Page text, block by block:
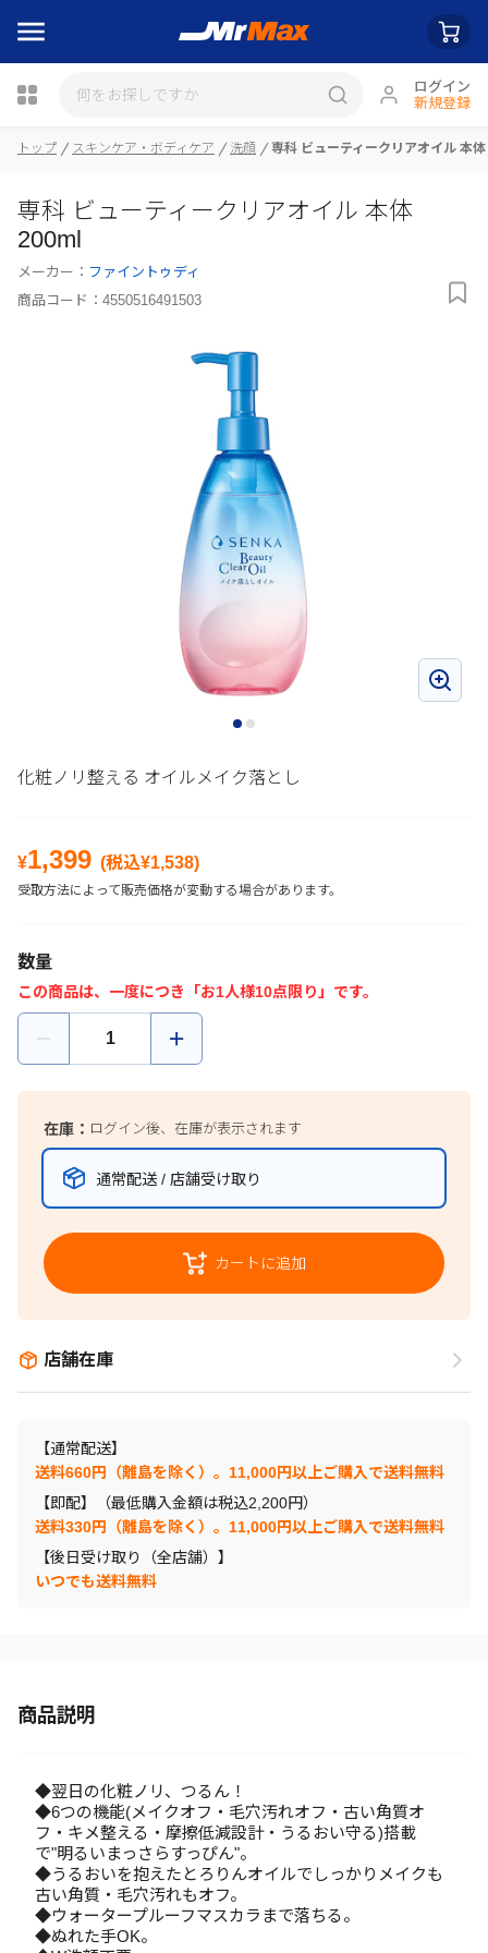
ログイン
新規登録
トップ スキンケア・ボディケア 洗顔 専科 ビューティークリアオイル 本
専科 ビューティークリアオイル 本体
200ml
メーカー： ファイントゥディ
商品コード： 4550516491503
化粧ノリ整える オイルメイク落とし
¥1,399 (税込¥1,538)
受取方法によって販売価格が変動する場合があります。
数量
この商品は、一度につき「お1人様10点限り」です。
在庫： ログイン後、在庫が表示されます
通常配送 / 店舗受け取り
カートに追加
店舗在庫
【通常配送】
送料660円（離島を除く）。11,000円以上ご購入で送料無料
【即配】（最低購入金額は税込2,200円）
送料330円（離島を除く）。11,000円以上ご購入で送料無料
【後日受け取り（全店舗）】
いつでも送料無料
商品説明
◆翌日の化粧ノリ、つるん！
◆6つの機能(メイクオフ・毛穴汚れオフ・古い角質オ
フ・キメ整える・摩擦低減設計・うるおい守る)搭載
で"明るいまっさらすっぴん"。
◆うるおいを抱えたとろりんオイルでしっかりメイクも
古い角質・毛穴汚れもオフ。
◆ウォータープルーフマスカラまで落ちる。
◆ぬれた手OK。